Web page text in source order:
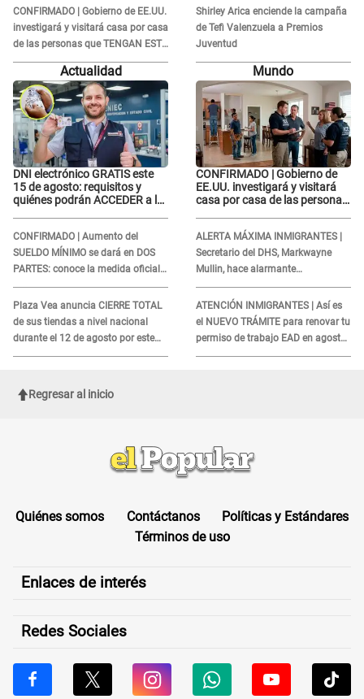
CONFIRMADO | Gobierno de EE.UU.
investigará y visitará casa por casa
de las personas que TENGAN ESTE
TRABAJO
RENUNCIA A SU PODCAST
Shirley Arica enciende la campaña
de Tefi Valenzuela a Premios
Juventud
Actualidad
DNI electrónico GRATIS este
15 de agosto: requisitos y
quiénes podrán ACCEDER a la
CONFIRMADO | Aumento del
SUELDO MÍNIMO se dará en DOS
PARTES: conoce la medida oficial
del Ministerio de Economía
Plaza Vea anuncia CIERRE TOTAL
de sus tiendas a nivel nacional
durante el 12 de agosto por este
MOTIVO
Mundo
CONFIRMADO | Gobierno de
EE.UU. investigará y visitará
casa por casa de las personas
ALERTA MÁXIMA INMIGRANTES |
Secretario del DHS, Markwayne
Mullin, hace alarmante
declaración: "Ahora vamos por
ellos"
ATENCIÓN INMIGRANTES | Así es
el NUEVO TRÁMITE para renovar tu
permiso de trabajo EAD en agosto
del 2026
Regresar al inicio
Quiénes somos Contáctanos
Políticas y Estándares
Términos de uso
Enlaces de interés
Redes Sociales